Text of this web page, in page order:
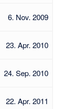
6. Nov. 2009
23. Apr. 2010
24. Sep. 2010
22. Apr. 2011